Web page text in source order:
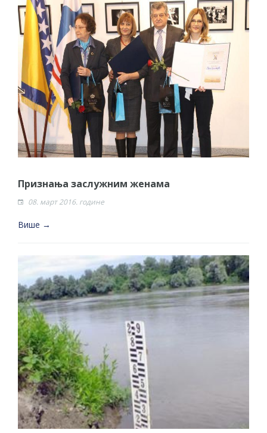
Признања заслужним женама
08. март 2016. године
Више →